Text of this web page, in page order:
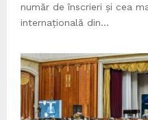
număr de înscrieri și cea
internațională din...